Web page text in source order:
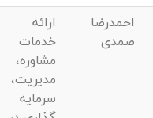
احمدرضا
صمدی
ارائه
خدمات
مشاوره،
مدیریت،
سرمایه